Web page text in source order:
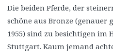
Die beiden Pferde, der
schöne aus Bronze (genauer
1955) sind zu besichtigen im
Stuttgart. Kaum jemand